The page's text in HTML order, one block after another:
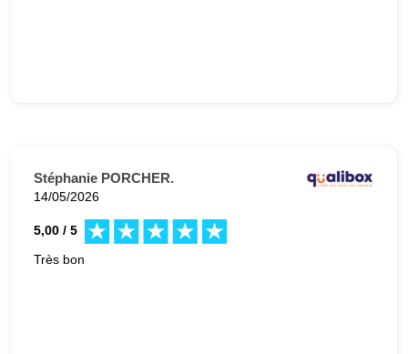
Stéphanie PORCHER.
14/05/2026
5,00 / 5
Très bon